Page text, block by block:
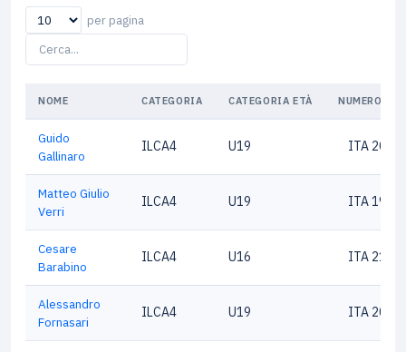
per pagina
NOME CATEGORIA CATEGORIA ETÀ NUMERO
Guido
Gallinaro
ILCA4 U19 ITA
Matteo Giulio
Verri
ILCA4 U19 ITA
Cesare
Barabino
ILCA4 U16 ITA
Alessandro
Fornasari
ILCA4 U19 ITA